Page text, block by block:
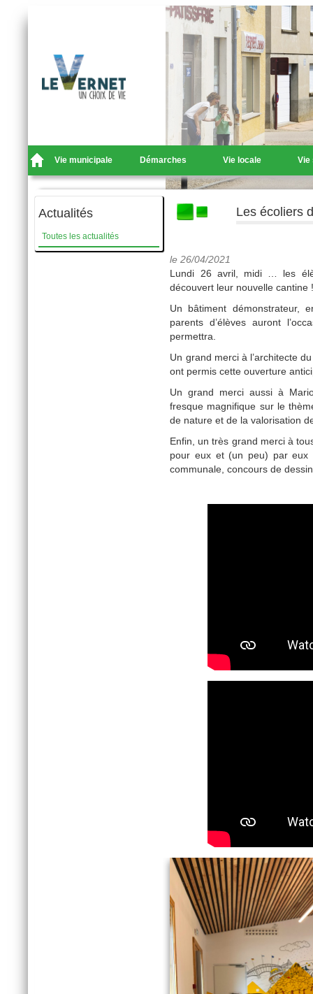
Vie municipale Démarches Vie locale Vie
Actualités
Toutes les actualités
Les écoliers
le 26/04/2021
Lundi 26 avril, midi … les
découvert leur nouvelle cantine
Un bâtiment démonstrateur,
parents d’élèves auront
permettra.
Un grand merci à l’architecte
ont permis cette ouverture
Un grand merci aussi à
fresque magnifique sur le
de nature et de la valorisation
Enfin, un très grand merci à
pour eux et (un peu) par
communale, concours de